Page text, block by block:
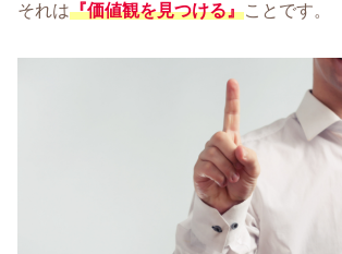
それは『価値観を見つける』ことです。